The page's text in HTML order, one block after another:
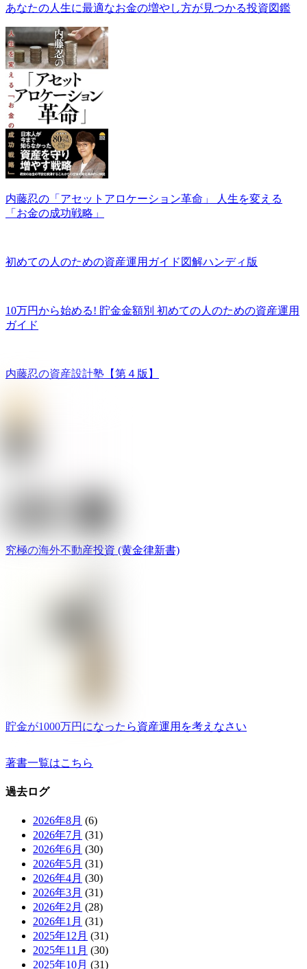
あなたの人生に最適なお金の増やし方が見つかる投資図鑑
内藤忍の「アセットアロケーション革命」 人生を変える
「お金の成功戦略」
初めての人のための資産運用ガイド図解ハンディ版
10万円から始める! 貯金金額別 初めての人のための資産運用
ガイド
内藤忍の資産設計塾【第４版】
究極の海外不動産投資 (黄金律新書)
貯金が1000万円になったら資産運用を考えなさい
著書一覧はこちら
過去ログ
2026年8月 (6)
2026年7月 (31)
2026年6月 (30)
2026年5月 (31)
2026年4月 (30)
2026年3月 (31)
2026年2月 (28)
2026年1月 (31)
2025年12月 (31)
2025年11月 (30)
2025年10月 (31)